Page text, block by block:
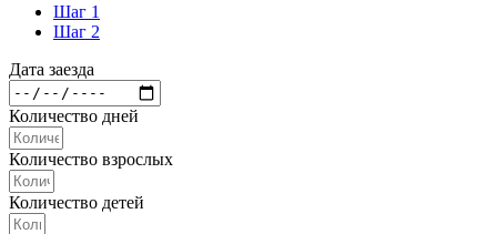
Шаг 1
Шаг 2
Дата заезда
Количество дней
Количество взрослых
Количество детей